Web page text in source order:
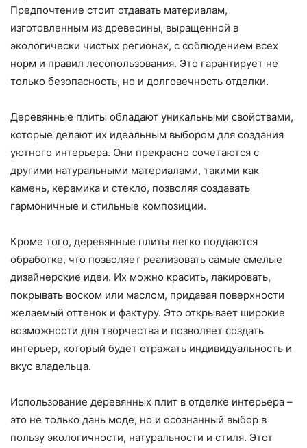
Предпочтение стоит отдавать материалам,
изготовленным из древесины, выращенной в
экологически чистых регионах, с соблюдением всех
норм и правил лесопользования. Это гарантирует не
только безопасность, но и долговечность отделки.
Деревянные плиты обладают уникальными свойствами,
которые делают их идеальным выбором для создания
уютного интерьера. Они прекрасно сочетаются с
другими натуральными материалами, такими как
камень, керамика и стекло, позволяя создавать
гармоничные и стильные композиции.
Кроме того, деревянные плиты легко поддаются
обработке, что позволяет реализовать самые смелые
дизайнерские идеи. Их можно красить, лакировать,
покрывать воском или маслом, придавая поверхности
желаемый оттенок и фактуру. Это открывает широкие
возможности для творчества и позволяет создать
интерьер, который будет отражать индивидуальность и
вкус владельца.
Использование деревянных плит в отделке интерьера –
это не только дань моде, но и осознанный выбор в
пользу экологичности, натуральности и стиля. Этот